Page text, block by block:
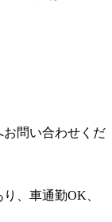
問い合わせくだ
、車通勤OK、